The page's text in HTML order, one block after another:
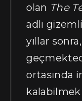
olan The
adlı
yıllar
ortasında